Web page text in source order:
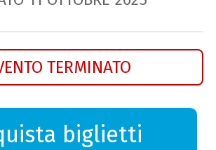
TERMINATO
biglietti